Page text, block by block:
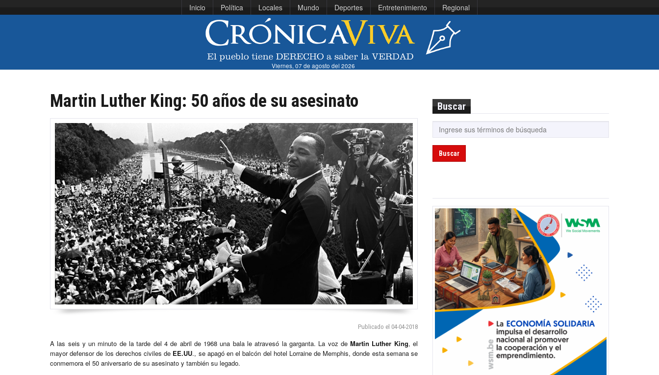
Inicio Política Locales Mundo Deportes Entretenimiento Regional
Viernes, 07 de agosto del 2026
Martin Luther King: 50 años de su asesinato
Publicado el 04-04-2018
A las seis y un minuto de la tarde del 4 de abril de 1968 una bala le atravesó la garganta. La voz deMartin Luther King, el
mayor defensor de los derechos civiles de EE.UU., se apagó en el balcón del hotel Lorraine de Memphis, donde esta semana se
conmemora el 50 aniversario de su asesinato y también su legado.
Buscar
Buscar